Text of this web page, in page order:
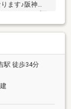
ます♪阪神
に便利です♪
駅 徒歩34分